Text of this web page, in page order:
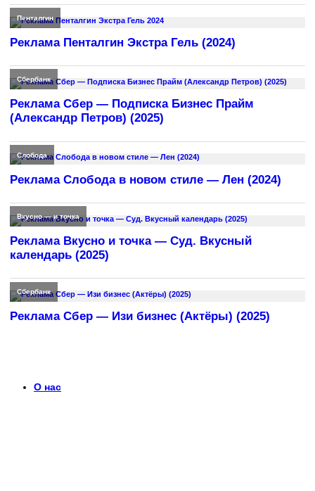
Пенталгин
Реклама Пенталгин Экстра Гель (2024)
Сбербанк
Реклама Сбер — Подписка Бизнес Прайм
(Александр Петров) (2025)
Слобода
Реклама Слобода в новом стиле — Лен (2024)
Вкусно — и точка
Реклама Вкусно и точка — Суд. Вкусный
календарь (2025)
Сбербанк
Реклама Сбер — Изи бизнес (Актёры) (2025)
О нас